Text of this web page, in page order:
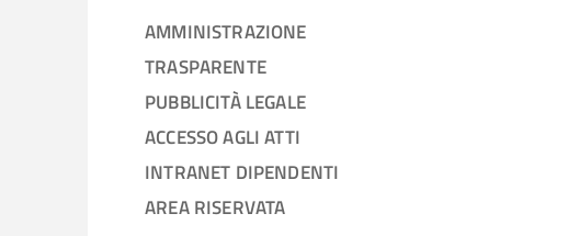
AMMINISTRAZIONE
TRASPARENTE
PUBBLICITÀ LEGALE
ACCESSO AGLI ATTI
INTRANET DIPENDENTI
AREA RISERVATA